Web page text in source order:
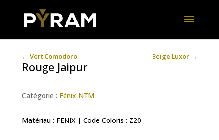
← Vert Comodoro Beige Luxor →
Rouge Jaipur
Catégorie : Fénix NTM
Matériau : FENIX | Code Coloris : Z20